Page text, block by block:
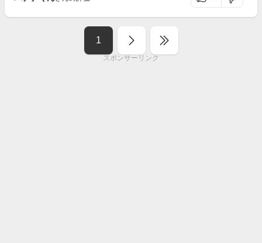
1
スポンサーリンク